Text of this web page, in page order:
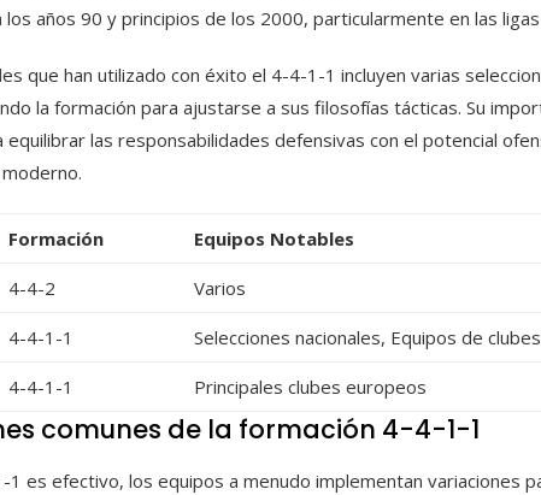
los años 90 y principios de los 2000, particularmente en las
que han utilizado con éxito el 4-4-1-1 incluyen varias
la formación para ajustarse a sus filosofías tácticas. Su
equilibrar las responsabilidades defensivas con el potencial
Formación Equipos Notables
4-4-2 Varios
4-4-1-1 Selecciones nacionales, Equipos de clubes
4-4-1-1 Principales clubes europeos
comunes de la formación 4-4-1-1
1 es efectivo, los equipos a menudo implementan variaciones